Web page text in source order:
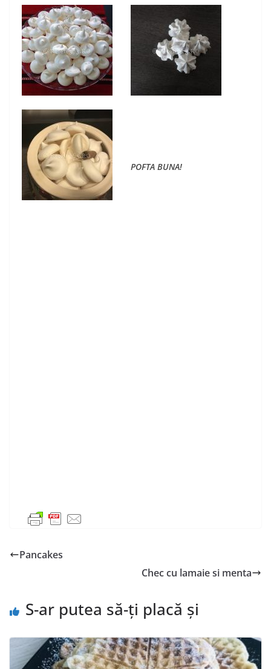
POFTA BUNA!
Pancakes
Chec cu lamaie si menta
S-ar putea să-ți placă și